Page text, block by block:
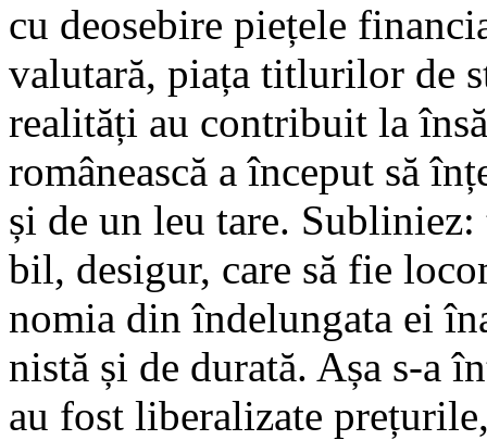
cu deosebire piețele
valutară, piața titlu­rilor de
realități au contribuit la
româ­neas­că a în­ceput să
și de un leu ta­re.
bil, desigur, care să fie
nomia din îndelun­gata ei
nis­tă și de durată. Așa s-a
au fost libe­ra­li­zate